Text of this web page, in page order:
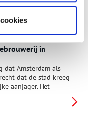
in
dat Amsterdam als
dat de stad kreeg
aanjager. Het